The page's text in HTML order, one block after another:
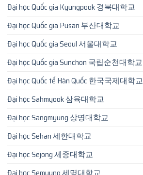
Đại học Quốc gia Kyungpook 경북대학교
Đại học Quốc gia Pusan 부산대학교
Đại học Quốc gia Seoul 서울대학교
Đại học Quốc gia Sunchon 국립순천대학교
Đại học Quốc tế Hàn Quốc 한국국제대학교
Đại học Sahmyook 삼육대학교
Đại học Sangmyung 상명대학교
Đại học Sehan 세한대학교
Đại học Sejong 세종대학교